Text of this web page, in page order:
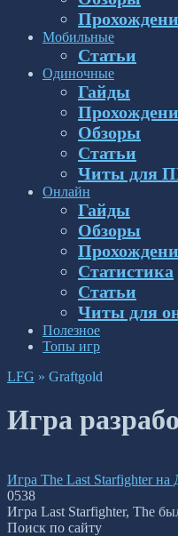
Мобильные
Статьи
Одиночные
Гайды
Обзоры
Статьи
Читы для
Онлайн
Гайды
Обзоры
Статистика
Статьи
Читы для
Полезное
Топы игр
LFG » Graftgold
Игра
Игра The Last Starfighter на
0538
Игра Last Starfighter, The
Поиск по сайту